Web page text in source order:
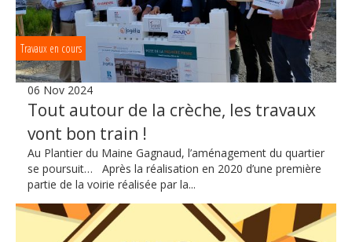
Travaux en cours
06 Nov 2024
Tout autour de la crèche, les travaux
vont bon train !
Au Plantier du Maine Gagnaud, l’aménagement du quartier
se poursuit… Après la réalisation en 2020 d’une première
partie de la voirie réalisée par la...